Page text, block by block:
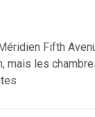
Fifth
mais les